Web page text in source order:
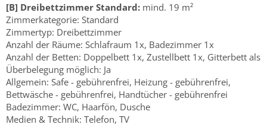
[B] Dreibettzimmer Standard: mind. 19 m²
Zimmerkategorie: Standard
Zimmertyp: Dreibettzimmer
Anzahl der Räume: Schlafraum 1x, Badezimmer 1x
Anzahl der Betten: Doppelbett 1x, Zustellbett 1x, Gitterbett als
Überbelegung möglich: Ja
Allgemein: Safe - gebührenfrei, Heizung - gebührenfrei,
Bettwäsche - gebührenfrei, Handtücher - gebührenfrei
Badezimmer: WC, Haarfön, Dusche
Medien & Technik: Telefon, TV